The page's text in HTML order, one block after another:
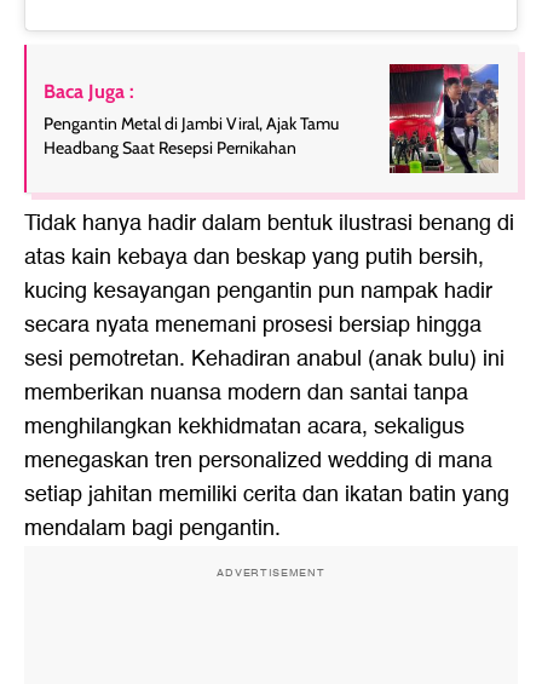
Baca Juga :
Pengantin Metal di Jambi Viral, Ajak Tamu
Headbang Saat Resepsi Pernikahan
Tidak hanya hadir dalam bentuk ilustrasi benang di
atas kain kebaya dan beskap yang putih bersih,
kucing kesayangan pengantin pun nampak hadir
secara nyata menemani prosesi bersiap hingga
sesi pemotretan. Kehadiran anabul (anak bulu) ini
memberikan nuansa modern dan santai tanpa
menghilangkan kekhidmatan acara, sekaligus
menegaskan tren personalized wedding di mana
setiap jahitan memiliki cerita dan ikatan batin yang
mendalam bagi pengantin.
ADVERTISEMENT